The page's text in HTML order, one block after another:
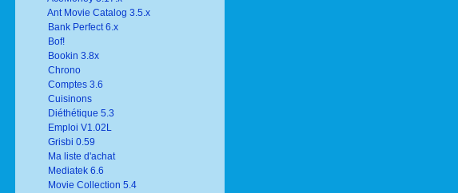
Ant Movie Catalog 3.5.x
Bank Perfect 6.x
Bof!
Bookin 3.8x
Chrono
Comptes 3.6
Cuisinons
Diéthétique 5.3
Emploi V1.02L
Grisbi 0.59
Ma liste d'achat
Mediatek 6.6
Movie Collection 5.4